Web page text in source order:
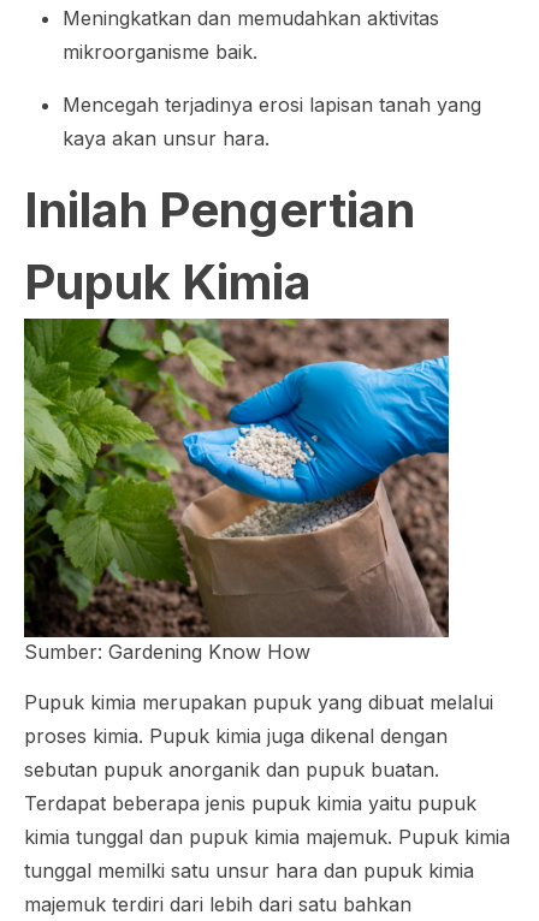
Meningkatkan dan memudahkan aktivitas
mikroorganisme baik.
Mencegah terjadinya erosi lapisan tanah yang
kaya akan unsur hara.
Inilah Pengertian
Pupuk Kimia
Sumber: Gardening Know How
Pupuk kimia merupakan pupuk yang dibuat melalui
proses kimia. Pupuk kimia juga dikenal dengan
sebutan pupuk anorganik dan pupuk buatan.
Terdapat beberapa jenis pupuk kimia yaitu pupuk
kimia tunggal dan pupuk kimia majemuk. Pupuk kimia
tunggal memilki satu unsur hara dan pupuk kimia
majemuk terdiri dari lebih dari satu bahkan